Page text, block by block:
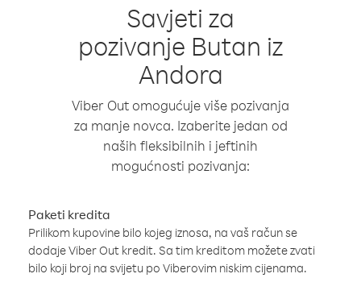
Savjeti za
pozivanje Butan iz
Andora
Viber Out omogućuje više pozivanja
za manje novca. Izaberite jedan od
naših fleksibilnih i jeftinih
mogućnosti pozivanja:
Paketi kredita
Prilikom kupovine bilo kojeg iznosa, na vaš račun se
dodaje Viber Out kredit. Sa tim kreditom možete zvati
bilo koji broj na svijetu po Viberovim niskim cijenama.